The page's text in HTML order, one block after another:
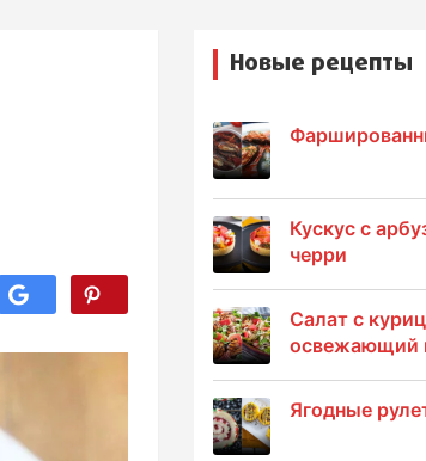
Новые рецепты
Кускус с
черри
Салат с
освежающий
Ягодные